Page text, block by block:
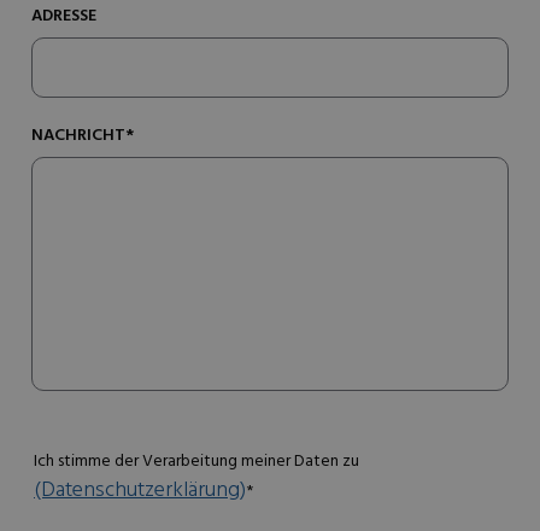
ADRESSE
NACHRICHT*
Ich stimme der Verarbeitung meiner Daten zu
(Datenschutzerklärung)*